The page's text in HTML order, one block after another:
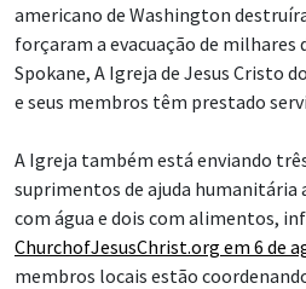
americano de Washington
forçaram a evacuação de milhares
Spokane, A Igreja de Jesus Cristo
e seus membros têm prestado
A Igreja também está enviando
suprimentos de ajuda humanitária
com água e dois com alimentos,
ChurchofJesusChrist.org em 6 de
membros locais estão